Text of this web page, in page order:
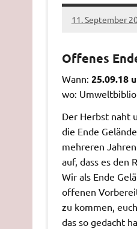
11. September
Offenes
Wann: 25.09.18
wo:
Der Herbst naht
die Ende
mehreren
auf, dass es den
Wir als Ende
offenen
zu kommen,
das so gedacht